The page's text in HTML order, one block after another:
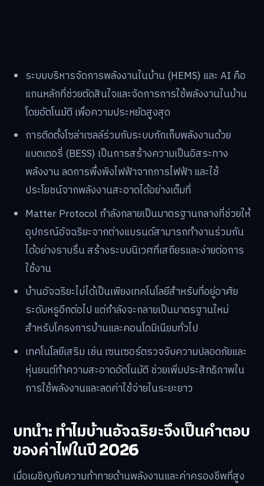
ระบบบริหารจัดการพลังงานในบ้าน (HEMS) และ AI คือ
แกนหลักที่ช่วยตัดสินใจและจัดการการใช้พลังงานในบ้าน
โดยอัตโนมัติ เพื่อความประหยัดสูงสุด
การติดตั้งโซล่าเซลล์ร่วมกับระบบกักเก็บพลังงานด้วย
แบตเตอรี่ (BESS) เป็นการสร้างความเป็นอิสระทาง
พลังงาน ลดการพึ่งพิงไฟฟ้าจากการไฟฟ้า และใช้
ประโยชน์จากพลังงานสะอาดได้อย่างเต็มที่
Matter Protocol กำลังกลายเป็นมาตรฐานกลางที่ช่วยให้
อุปกรณ์อัจฉริยะจากต่างแบรนด์สามารถทำงานร่วมกัน
ได้อย่างราบรื่น สร้างระบบนิเวศที่เสถียรและง่ายต่อการ
ใช้งาน
บ้านอัจฉริยะไม่ได้เป็นเพียงเทคโนโลยีสำหรับที่อยู่อาศัย
ระดับหรูอีกต่อไป แต่กำลังจะกลายเป็นมาตรฐานใหม่
สำหรับโครงการบ้านและคอนโดมิเนียมทั่วไป
เทคโนโลยีเสริม เช่น เซนเซอร์ตรวจจับความปลอดภัยและ
หุ่นยนต์ทำความสะอาดอัตโนมัติ ช่วยเพิ่มประสิทธิภาพใน
การใช้พลังงานและลดค่าใช้จ่ายในระยะยาว
บทนำ: ทำไมบ้านอัจฉริยะจึงเป็นคำตอบ
ของค่าไฟในปี 2026
เมื่อเผชิญกับความท้าทายด้านพลังงานและค่าครองชีพที่สูง